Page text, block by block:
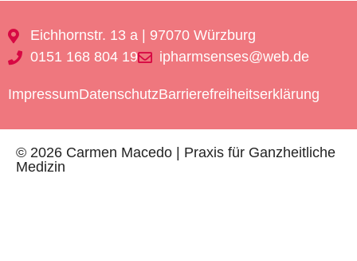
Eichhornstr. 13 a | 97070 Würzburg
0151 168 804 19
ipharmsenses@web.de
ImpressumDatenschutzBarrierefreiheitserklärung
© 2026 Carmen Macedo | Praxis für Ganzheitliche
Medizin